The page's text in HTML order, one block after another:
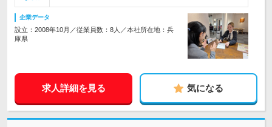
企業データ
設立：2008年10月／従業員数：8人／本社所在地：兵
庫県
求人詳細を見る 気になる